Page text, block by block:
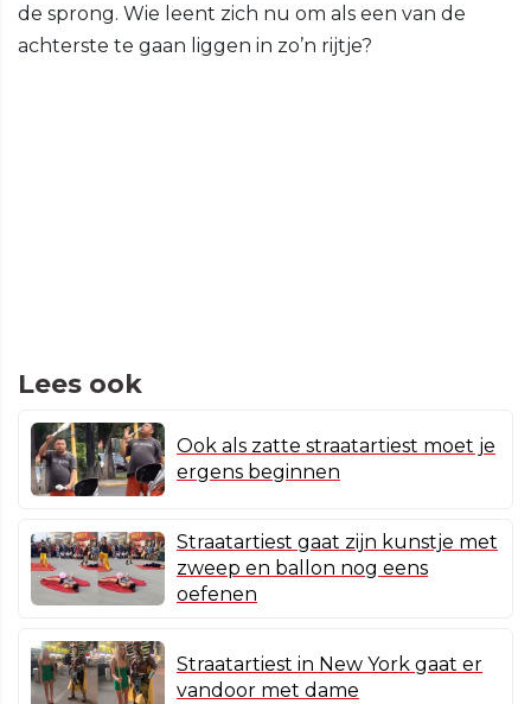
de sprong. Wie leent zich nu om als een van de
achterste te gaan liggen in zo’n rijtje?
Lees ook
Ook als zatte straatartiest moet je
ergens beginnen
Straatartiest gaat zijn kunstje met
zweep en ballon nog eens
oefenen
Straatartiest in New York gaat er
vandoor met dame